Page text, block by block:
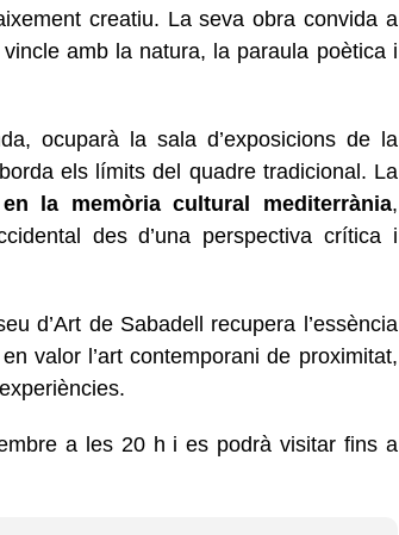
creatiu. La seva obra convida a
amb la natura, la paraula poètica i
ocuparà la sala d’exposicions de la
els límits del quadre tradicional. La
la memòria cultural mediterrània,
des d’una perspectiva crítica i
d’Art de Sabadell recupera l’essència
valor l’art contemporani de proximitat,
a les 20 h i es podrà visitar fins a